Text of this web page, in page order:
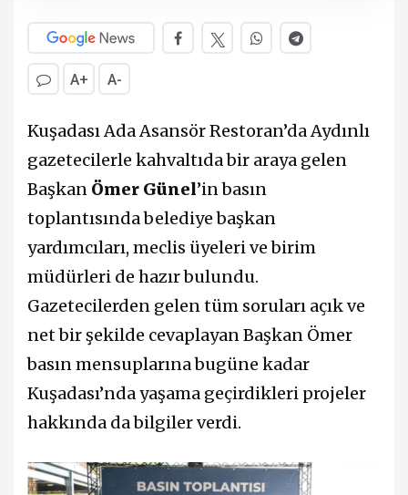
A+ A-
Kuşadası Ada Asansör Restoran’da Aydınlı
gazetecilerle kahvaltıda bir araya gelen
Başkan Ömer Günel’in basın
toplantısında belediye başkan
yardımcıları, meclis üyeleri ve birim
müdürleri de hazır bulundu.
Gazetecilerden gelen tüm soruları açık ve
net bir şekilde cevaplayan Başkan Ömer
basın mensuplarına bugüne kadar
Kuşadası’nda yaşama geçirdikleri projeler
hakkında da bilgiler verdi.